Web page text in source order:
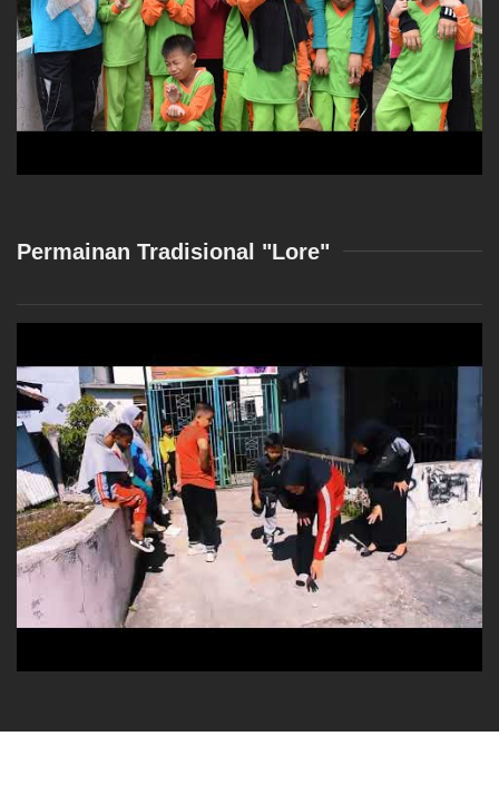
Permainan Tradisional "Lore"